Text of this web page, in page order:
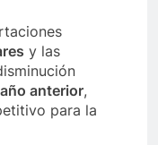
y las
anterior,
para la